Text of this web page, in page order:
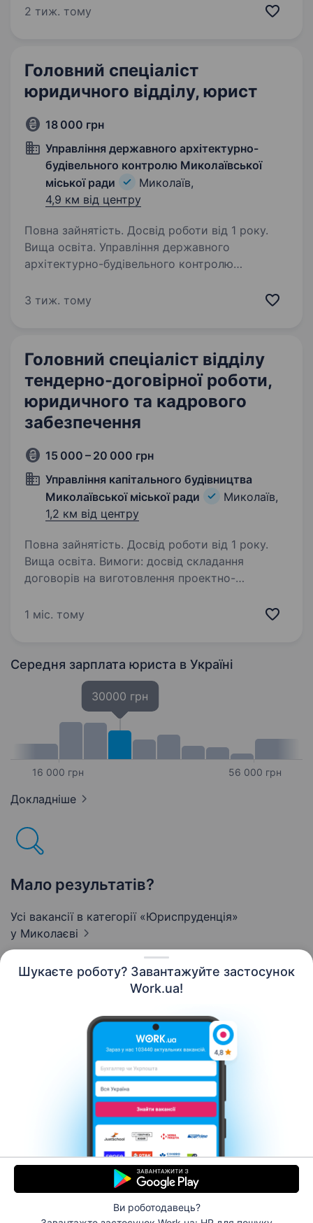
Шукаєте роботу? Завантажуйте застосунок
Work.ua!
Ви роботодавець?
важливу гуманітарну допомогу? Ви командний
2 тиж. тому
Головний спеціаліст
юридичного відділу, юрист
18 000 грн
Управління державного архітектурно-
будівельного контролю Миколаївської
міської ради
Миколаїв,
4,9 км від центру
Повна зайнятість. Досвід роботи від 1 року.
Вища освіта. Управління державного
архітектурно-будівельного контролю
спеціаліста юридичного відділу (юриста), який
3 тиж. тому
Головний спеціаліст відділу
тендерно-договірної роботи,
юридичного та кадрового
забезпечення
15 000 – 20 000 грн
Управління капітального будівництва
Миколаївської міської ради
Миколаїв,
1,2 км від центру
Повна зайнятість. Досвід роботи від 1 року.
Вища освіта. Вимоги: досвід складання
договорів на виготовлення проектно-
авторського нагляду проектними
1 міс. тому
Середня зарплата юриста в Україні
16 000 грн
30000 грн
56 000 грн
Докладніше
Мало результатів?
Усі вакансії в категорії «Юриспруденція»
у Миколаєві
Контакти Про нас
Кар’єра
Допомога Умови використання
© 2006–2026 Work.ua. Сервіс пошуку роботи №1 в